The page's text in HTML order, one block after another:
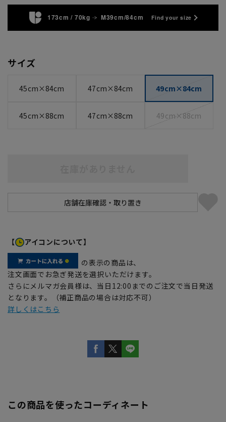
173cm / 70kg M39cm/84cm Find your size
サイズ
45cm×84cm 47cm×84cm 49cm×84cm
45cm×88cm 47cm×88cm 49cm×88cm
【 アイコンについて】
の表示の商品は、
注文画面でお急ぎ発送を選択いただけます。
さらにメルマガ会員様は、当日12:00までのご注文で当日発送
となります。（補正商品の場合は対応不可）
詳しくはこちら
この商品を使ったコーディネート